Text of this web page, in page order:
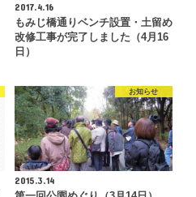
2017.4.16
もみじ橋通りベンチ設置・土留め
改修工事が完了しました（4月16
日）
お知らせ
2015.3.14